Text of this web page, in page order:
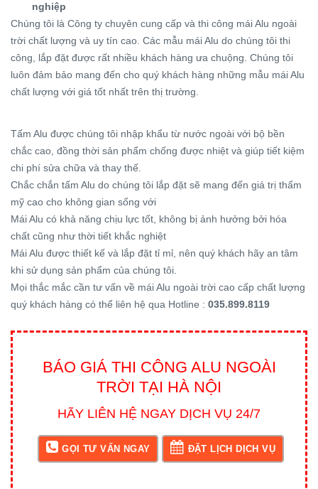
nghiệp
Chúng tôi là Công ty chuyên cung cấp và thi công mái Alu ngoài
trời chất lượng và uy tín cao. Các mẫu mái Alu do chúng tôi thi
công, lắp đặt được rất nhiều khách hàng ưa chuộng. Chúng tôi
luôn đảm bảo mang đến cho quý khách hàng những mẫu mái Alu
chất lượng với giá tốt nhất trên thị trường.
Tấm Alu được chúng tôi nhập khẩu từ nước ngoài với bộ bền
chắc cao, đồng thời sản phẩm chống được nhiệt và giúp tiết kiệm
chi phí sửa chữa và thay thế.
Chắc chắn tấm Alu do chúng tôi lắp đặt sẽ mang đến giá trị thẩm
mỹ cao cho không gian sống với
Mái Alu có khả năng chịu lực tốt, không bị ảnh hưởng bởi hóa
chất cũng như thời tiết khắc nghiệt
Mái Alu được thiết kế và lắp đặt tỉ mỉ, nên quý khách hãy an tâm
khi sử dụng sản phẩm của chúng tôi.
Mọi thắc mắc cần tư vấn về mái Alu ngoài trời cao cấp chất lượng
quý khách hàng có thể liên hệ qua Hotline : 035.899.8119
BÁO GIÁ THI CÔNG ALU NGOÀI
TRỜI TẠI HÀ NỘI
HÃY LIÊN HỆ NGAY DỊCH VỤ 24/7
GỌI TƯ VẤN NGAY ĐẶT LỊCH DỊCH VỤ